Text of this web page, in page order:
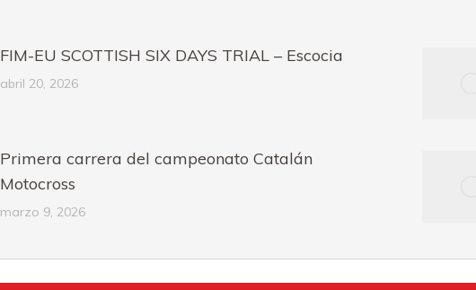
FIM-EU SCOTTISH SIX DAYS TRIAL – Escocia
abril 20, 2026
Primera carrera del campeonato Catalán
Motocross
marzo 9, 2026